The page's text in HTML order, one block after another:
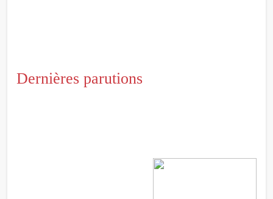
Dernières parutions